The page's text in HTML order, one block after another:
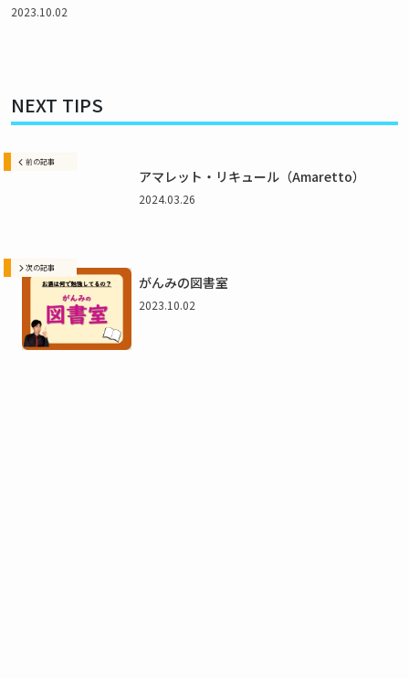
2023.10.02
NEXT TIPS
前の記事
アマレット・リキュール（Amaretto）
2024.03.26
次の記事
がんみの図書室
2023.10.02
利用規約